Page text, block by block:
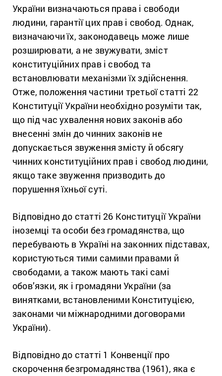
України визначаються права і свободи
людини, гарантії цих прав і свобод. Однак,
визначаючи їх, законодавець може лише
розширювати, а не звужувати, зміст
конституційних прав і свобод та
встановлювати механізми їх здійснення.
Отже, положення частини третьої статті 22
Конституції України необхідно розуміти так,
що під час ухвалення нових законів або
внесенні змін до чинних законів не
допускається звуження змісту й обсягу
чинних конституційних прав і свобод людини,
якщо таке звуження призводить до
порушення їхньої суті.
Відповідно до статті 26 Конституції України
іноземці та особи без громадянства, що
перебувають в Україні на законних підставах,
користуються тими самими правами й
свободами, а також мають такі самі
обов’язки, як і громадяни України (за
винятками, встановленими Конституцією,
законами чи міжнародними договорами
України).
Відповідно до статті 1 Конвенції про
скорочення безгромадянства (1961),​​ яка є